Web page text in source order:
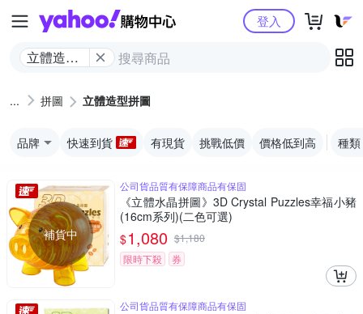
Yahoo購物中心
立體造型
登入
拼圖 立體造型拼圖
品牌 快速到貨 有現貨 挑戰低價 價格低到高 種類
補貨中
公司貨品質有保障商品有保固
《立體水晶拼圖》3D Crystal Puzzles幸福小豬
(16cm系列)(二色可選)
$1,080 $1,180
限時下殺
券
公司貨品質有保障商品有保固